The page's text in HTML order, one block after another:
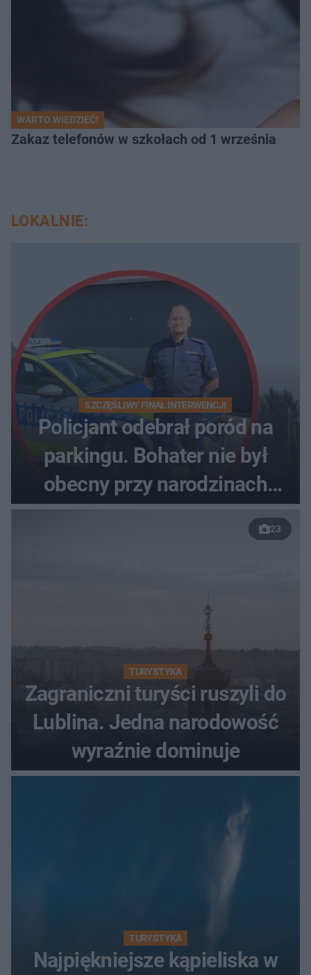
WARTO WIEDZIEĆ!
Zakaz telefonów w szkołach od 1 września
LOKALNIE:
SZCZĘŚLIWY FINAŁ INTERWENCJI
Policjant odebrał poród na
parkingu. Bohater nie był
obecny przy narodzinach
własnych dzieci
23
TURYSTYKA
Zagraniczni turyści ruszyli do
Lublina. Jedna narodowość
wyraźnie dominuje
TURYSTYKA
Najpiękniejsze kąpieliska w